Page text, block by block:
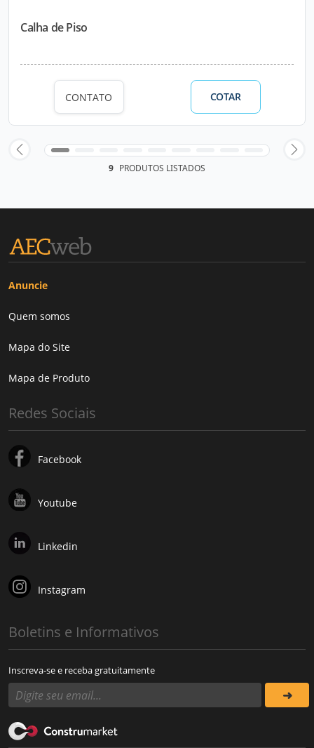
Calha de Piso
CONTATO COTAR
9 PRODUTOS LISTADOS
Anuncie
Quem somos
Mapa do Site
Mapa de Produto
Redes Sociais
Facebook
Youtube
Linkedin
Instagram
Boletins e Informativos
Inscreva-se e receba gratuitamente